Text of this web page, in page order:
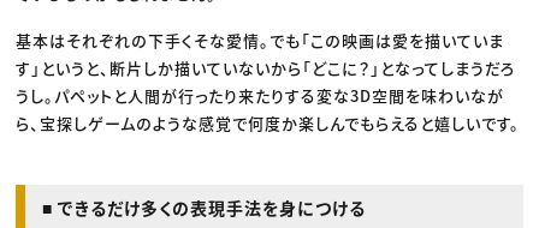
基本はそれぞれの下手くそな愛情。でも「この映画は愛を描いていま
す」というと、断片しか描いていないから「どこに？」となってしまうだろ
うし。パペットと人間が行ったり来たりする変な3D空間を味わいなが
ら、宝探しゲームのような感覚で何度か楽しんでもらえると嬉しいです。
■ できるだけ多くの表現手法を身につける